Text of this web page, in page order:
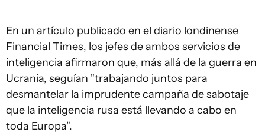
En un artículo publicado en el diario londinense
Financial Times, los jefes de ambos servicios de
inteligencia afirmaron que, más allá de la guerra en
Ucrania, seguían "trabajando juntos para
desmantelar la imprudente campaña de sabotaje
que la inteligencia rusa está llevando a cabo en
toda Europa".